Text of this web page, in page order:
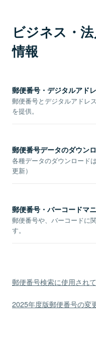
ビジネス・
情報
郵便番号・デジタルアド
郵便番号とデジタルアドレ
を提供。
郵便番号データのダウン
各種データのダウンロード
更新）
郵便番号・バーコードマ
郵便番号や、バーコードに
す。
郵便番号検索に使用され
2025年度版郵便番号の変